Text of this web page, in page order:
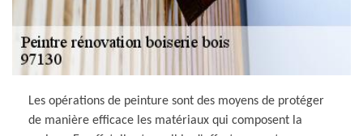
Les opérations de peinture sont des moyens de protéger
de manière efficace les matériaux qui composent la